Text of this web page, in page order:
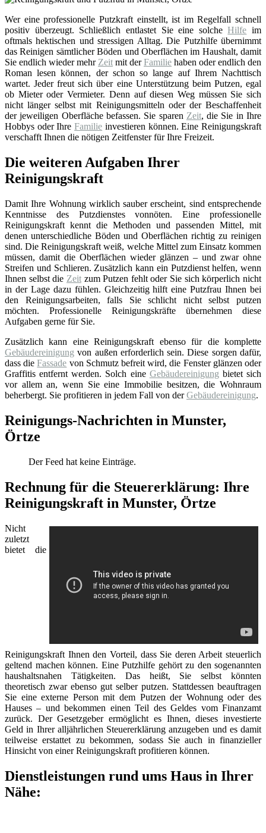
Wer eine professionelle Putzkraft einstellt, ist im Regelfall schnell
positiv überzeugt. Schließlich entlastet Sie eine solcheHilfe im
oftmals hektischen und stressigen Alltag. Die Putzhilfe übernimmt
das Reinigen sämtlicher Böden und Oberflächen im Haushalt, damit
Sie endlich wieder mehr Zeit mit derFamilie haben oder endlich den
Roman lesen können, der schon so lange auf Ihrem Nachttisch
wartet. Jeder freut sich über eine Unterstützung beim Putzen, egal
ob Mieter oder Vermieter. Denn auf diesen Weg müssen Sie sich
nicht länger selbst mit Reinigungsmitteln oder der Beschaffenheit
der jeweiligen Oberfläche befassen. Sie sparen Zeit, die Sie in Ihre
Hobbys oder IhreFamilie investieren können. Eine Reinigungskraft
verschafft Ihnen die nötigen Zeitfenster für Ihre Freizeit.
Die weiteren Aufgaben Ihrer
Reinigungskraft
Damit Ihre Wohnung wirklich sauber erscheint, sind entsprechende
Kenntnisse des Putzdienstes vonnöten. Eine professionelle
Reinigungskraft kennt die Methoden und passenden Mittel, mit
denen unterschiedliche Böden und Oberflächen richtig zu reinigen
sind. Die Reinigungskraft weiß, welche Mittel zum Einsatz kommen
müssen, damit die Oberflächen wieder glänzen – und zwar ohne
Streifen und Schlieren. Zusätzlich kann ein Putzdienst helfen, wenn
Ihnen selbst die Zeitzum Putzen fehlt oder Sie sich körperlich nicht
in der Lage dazu fühlen. Gleichzeitig hilft eine Putzfrau Ihnen bei
den Reinigungsarbeiten, falls Sie schlicht nicht selbst putzen
möchten. Professionelle Reinigungskräfte übernehmen diese
Aufgaben gerne für Sie.
Zusätzlich kann eine Reinigungskraft ebenso für die komplette
Gebäudereinigung von außen erforderlich sein. Diese sorgen dafür,
dass dieFassade von Schmutz befreit wird, die Fenster glänzen oder
Graffitis entfernt werden. Solch eine Gebäudereinigung bietet sich
vor allem an, wenn Sie eine Immobilie besitzen, die Wohnraum
beherbergt. Sie profitieren in jedem Fall von derGebäudereinigung.
Reinigungs-Nachrichten in Munster,
Örtze
Der Feed hat keine Einträge.
Rechnung für die Steuererklärung: Ihre
Reinigungskraft in Munster, Örtze
Nicht
zuletzt
bietet die
Reinigungskraft Ihnen den Vorteil, dass Sie deren Arbeit steuerlich
geltend machen können. Eine Putzhilfe gehört zu den sogenannten
haushaltsnahen Tätigkeiten. Das heißt, Sie selbst könnten
theoretisch zwar ebenso gut selber putzen. Stattdessen beauftragen
Sie eine externe Person mit dem Putzen der Wohnung oder des
Hauses – und bekommen einen Teil des Geldes vom Finanzamt
zurück. Der Gesetzgeber ermöglicht es Ihnen, dieses investierte
Geld in Ihrer alljährlichen Steuererklärung anzugeben und es damit
teilweise erstattet zu bekommen, sodass Sie auch in finanzieller
Hinsicht von einer Reinigungskraft profitieren können.
Dienstleistungen rund ums Haus in Ihrer
Nähe: